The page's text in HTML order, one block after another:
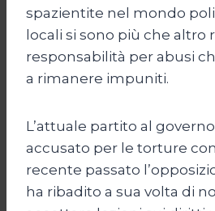
spazientite nel mondo
locali si sono più che altro
responsabilità per abusi
a rimanere impuniti.
L’attuale partito al
accusato per le torture
recente passato
ha ribadito a sua volta di